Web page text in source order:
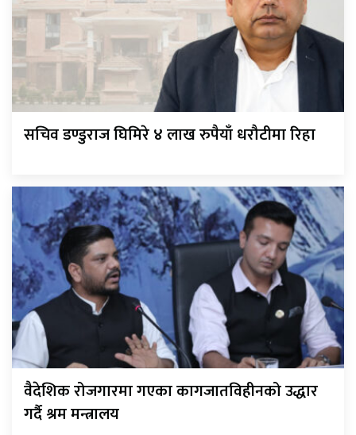
सचिव डण्डुराज घिमिरे ४ लाख रुपैयाँ धरौटीमा रिहा
वैदेशिक रोजगारमा गएका कागजातविहीनको उद्धार
गर्दै श्रम मन्त्रालय